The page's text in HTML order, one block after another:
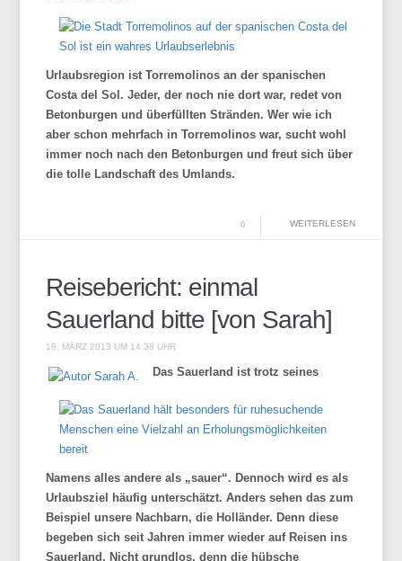
Urlaubsregion ist Torremolinos an der spanischen
Costa del Sol. Jeder, der noch nie dort war, redet von
Betonburgen und überfüllten Stränden. Wer wie ich
aber schon mehrfach in Torremolinos war, sucht wohl
immer noch nach den Betonburgen und freut sich über
die tolle Landschaft des Umlands.
WEITERLESEN
0
Reisebericht: einmal
Sauerland bitte [von Sarah]
18. MÄRZ 2013 UM 14:38 UHR
Das Sauerland ist trotz seines
Namens alles andere als „sauer“. Dennoch wird es als
Urlaubsziel häufig unterschätzt. Anders sehen das zum
Beispiel unsere Nachbarn, die Holländer. Denn diese
begeben sich seit Jahren immer wieder auf Reisen ins
Sauerland. Nicht grundlos, denn die hübsche